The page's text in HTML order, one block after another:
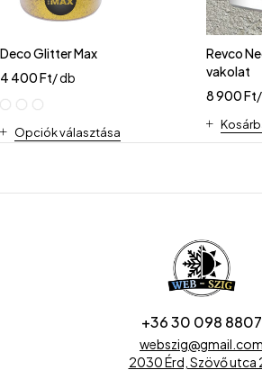
Deco Glitter Max
4 400Ft/ db
Opciók választása
Revco
vakolat
8 900Ft
+36 30 098 8807
webszig@gmail.com
2030 Érd, Szövő utca